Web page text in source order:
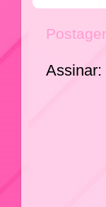
Assinar: